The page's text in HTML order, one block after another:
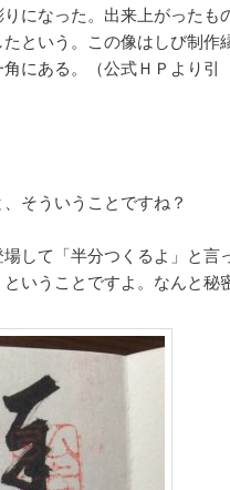
になった。出来上がったも
という。この像はしび制作
にある。（公式ＨＰより引
そういうことですね？
して「半分つくるよ」と言
いうことですよ。なんと秘